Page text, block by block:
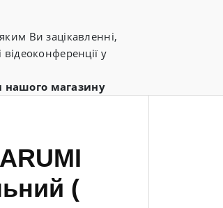
Ви зацікавленні,
у
нашого магазину
(